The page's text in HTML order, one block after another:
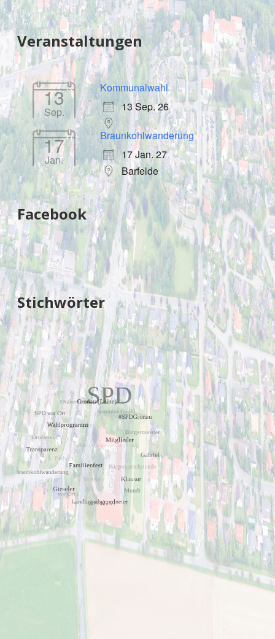
Sidebar
Veranstaltungen
13
Sep.
Kommunalwahl
13 Sep. 26
17
Jan.
Braunkohlwanderung
17 Jan. 27
Barfelde
Facebook
Stichwörter